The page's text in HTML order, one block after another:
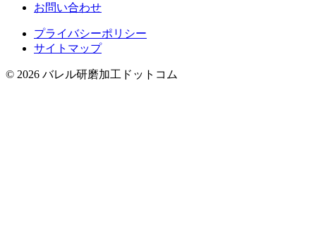
お問い合わせ
プライバシーポリシー
サイトマップ
© 2026 バレル研磨加工ドットコム